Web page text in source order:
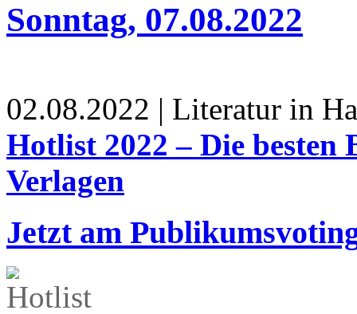
Sonntag, 07.08.2022
02.08.2022 | Literatur in
Hotlist 2022 – Die besten
Verlagen
Jetzt am